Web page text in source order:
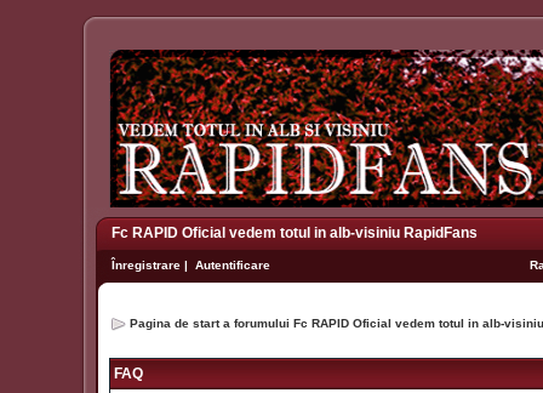
Fc RAPID Oficial vedem totul in alb-visiniu RapidFans
Înregistrare | Autentificare
Pagina de start a forumului Fc RAPID Oficial vedem totul in alb-
FAQ